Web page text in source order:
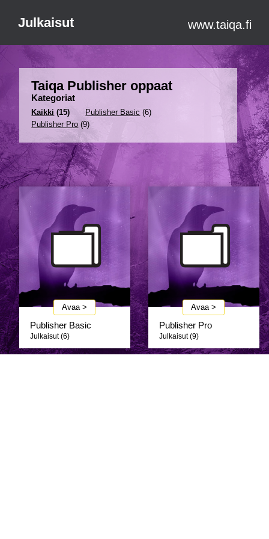
www.taiqa.fi
Julkaisut
Taiqa Publisher oppaat
Kategoriat
Kaikki (15) Publisher Basic (6)
Publisher Pro (9)
Publisher Basic
Julkaisut (6)
Avaa >
Publisher Pro
Julkaisut (9)
Avaa >